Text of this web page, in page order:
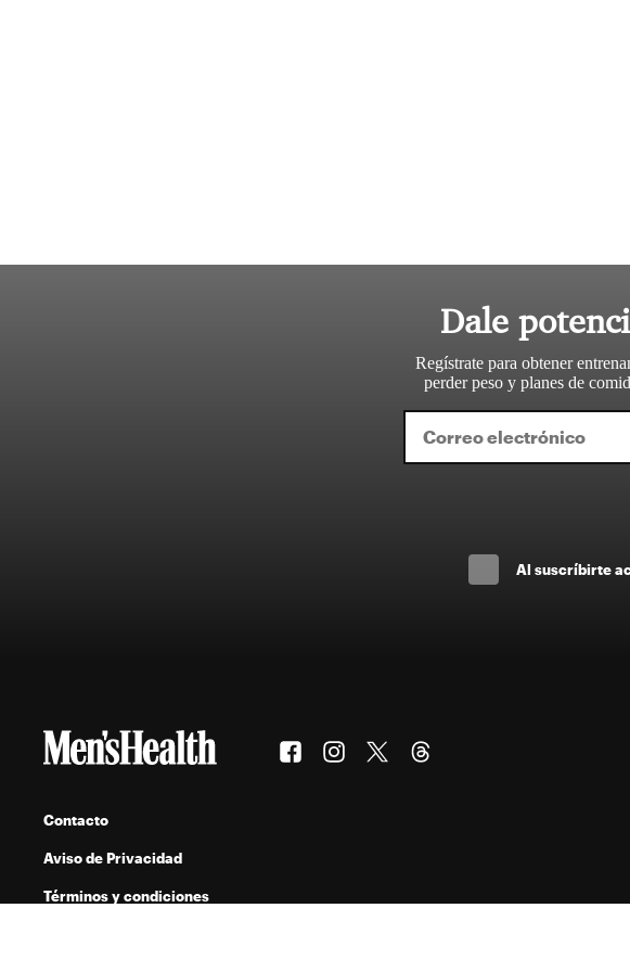
Dale
Regístrate para obtener
perder peso y planes de
Al suscríbirte
Contacto
Aviso de Privacidad
Términos y condiciones